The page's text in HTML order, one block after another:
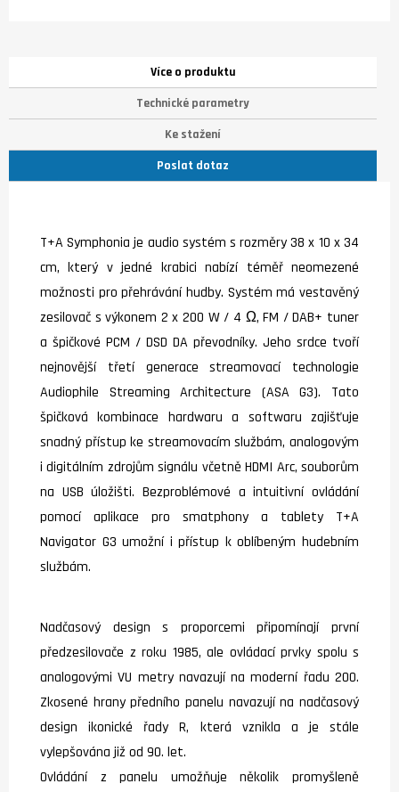
Více o produktu
Technické parametry
Ke stažení
Poslat dotaz
T+A Symphonia je audio systém s rozměry 38 x 10 x 34
cm, který v jedné krabici nabízí téměř neomezené
možnosti pro přehrávání hudby. Systém má vestavěný
zesilovač s výkonem 2 x 200 W / 4 Ω, FM / DAB+ tuner
a špičkové PCM / DSD DA převodníky. Jeho srdce tvoří
nejnovější třetí generace streamovací technologie
Audiophile Streaming Architecture (ASA G3). Tato
špičková kombinace hardwaru a softwaru zajišťuje
snadný přístup ke streamovacím službám, analogovým
i digitálním zdrojům signálu včetně HDMI Arc, souborům
na USB úložišti. Bezproblémové a intuitivní ovládání
pomocí aplikace pro smatphony a tablety T+A
Navigator G3 umožní i přístup k oblíbeným hudebním
službám.
Nadčasový design s proporcemi připomínají první
předzesilovače z roku 1985, ale ovládací prvky spolu s
analogovými VU metry navazují na moderní řadu 200.
Zkosené hrany předního panelu navazují na nadčasový
design ikonické řady R, která vznikla a je stále
vylepšována již od 90. let.
Ovládání z panelu umožňuje několik promyšleně